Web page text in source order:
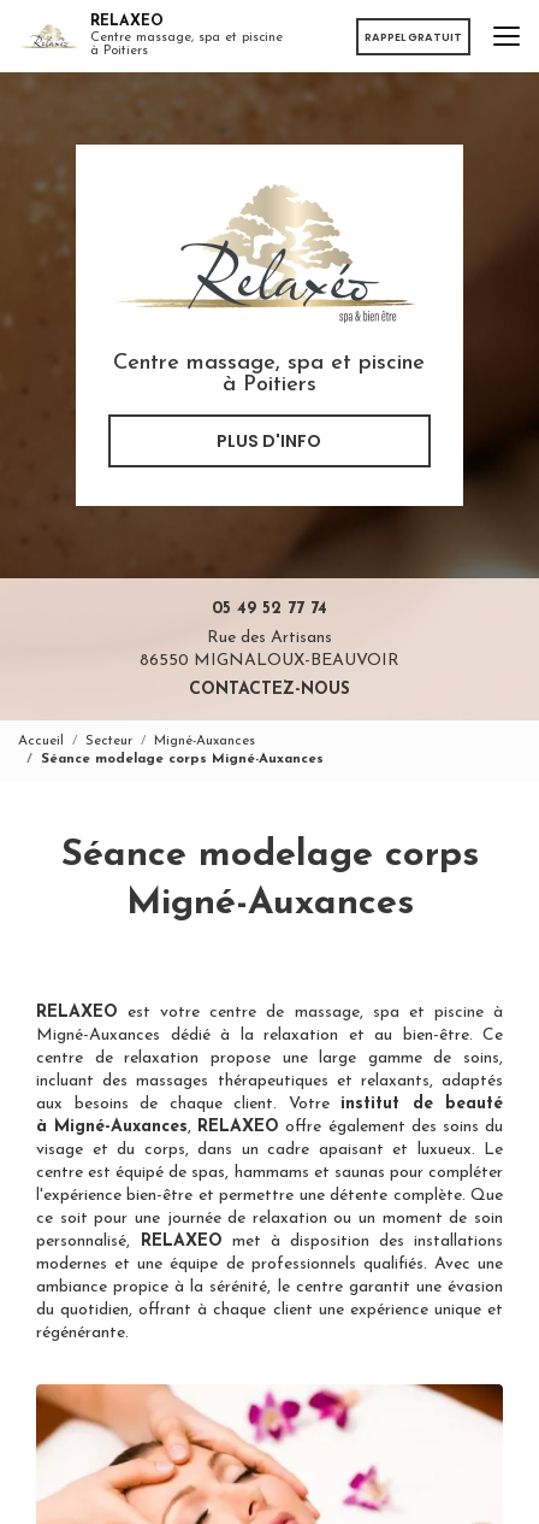
RELAXEO
Centre massage, spa et piscine
à Poitiers
RAPPEL GRATUIT
Centre massage, spa et piscine
à Poitiers
PLUS D'INFO
05 49 52 77 74
Rue des Artisans
86550 MIGNALOUX-BEAUVOIR
CONTACTEZ-NOUS
Accueil Secteur
Migné-Auxances
Séance modelage corps Migné-Auxances
Séance modelage corps
Migné-Auxances
RELAXEO est votrecentre de massage, spa et piscine à
Migné-Auxances dédié à la relaxation et au bien-être. Ce
centre de relaxation propose une large gamme de soins,
incluant des massages thérapeutiques et relaxants, adaptés
aux besoins de chaque client. Votre institut de beauté
à Migné-Auxances, RELAXEO offre également des soins du
visage et du corps, dans un cadre apaisant et luxueux. Le
centre est équipé de spas, hammams et saunas pour compléter
l'expérience bien-être et permettre une détente complète. Que
ce soit pour une journée de relaxation ou un moment de soin
personnalisé, RELAXEO met à disposition des installations
modernes et une équipe de professionnels qualifiés. Avec une
ambiance propice à la sérénité, le centre garantit une évasion
du quotidien, offrant à chaque client une expérience unique et
régénérante.